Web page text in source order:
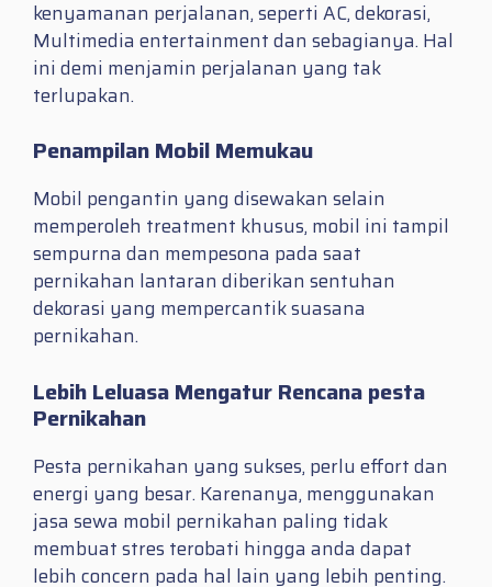
kenyamanan perjalanan, seperti AC, dekorasi,
Multimedia entertainment dan sebagianya. Hal
ini demi menjamin perjalanan yang tak
terlupakan.
Penampilan Mobil Memukau
Mobil pengantin yang disewakan selain
memperoleh treatment khusus, mobil ini tampil
sempurna dan mempesona pada saat
pernikahan lantaran diberikan sentuhan
dekorasi yang mempercantik suasana
pernikahan.
Lebih Leluasa Mengatur Rencana pesta
Pernikahan
Pesta pernikahan yang sukses, perlu effort dan
energi yang besar. Karenanya, menggunakan
jasa sewa mobil pernikahan paling tidak
membuat stres terobati hingga anda dapat
lebih concern pada hal lain yang lebih penting.